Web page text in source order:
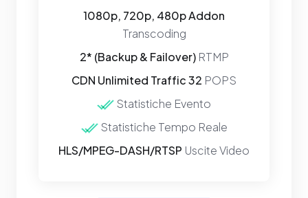
1080p, 720p, 480p Addon
Transcoding
2* (Backup & Failover)RTMP
CDN Unlimited Traffic 32 POPS
Statistiche Evento
Statistiche Tempo Reale
HLS/MPEG-DASH/RTSP Uscite Video